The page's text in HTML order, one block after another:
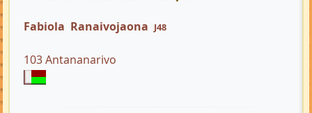
Fabiola Ranaivojaona J48
103 Antananarivo